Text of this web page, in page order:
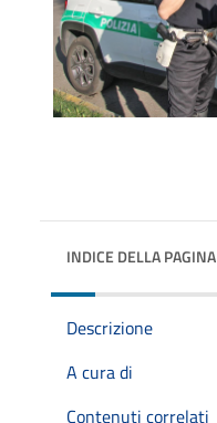
INDICE DELLA PAGINA
Descrizione
A cura di
Contenuti correlati